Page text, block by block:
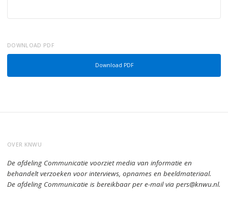
DOWNLOAD PDF
Download PDF
OVER KNWU
De afdeling Communicatie voorziet media van informatie en
behandelt verzoeken voor interviews, opnames en beeldmateriaal.
De afdeling Communicatie is bereikbaar per e-mail via pers@knwu.nl.